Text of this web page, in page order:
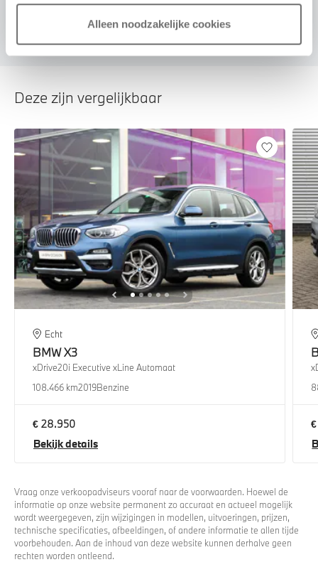
Alleen noodzakelijke cookies
U vertelt meer over uw auto
We verrekenen de waarde van uw auto
Deze zijn vergelijkbaar
Echt
BMWX3
xDrive20i Executive xLine Automaat
108.466 km2019Benzine
€ 28.950
Bekijk details
Vraag onze verkoopadviseurs vooraf naar de voorwaarden. Hoewel de
informatie op onze website permanent zo accuraat en actueel mogelijk
wordt weergegeven, zijn wijzigingen in modellen, uitvoeringen, prijzen,
technische specificaties, afbeeldingen, of andere informatie te allen tijde
voorbehouden. Aan de inhoud van deze website kunnen derhalve geen
rechten worden ontleend.